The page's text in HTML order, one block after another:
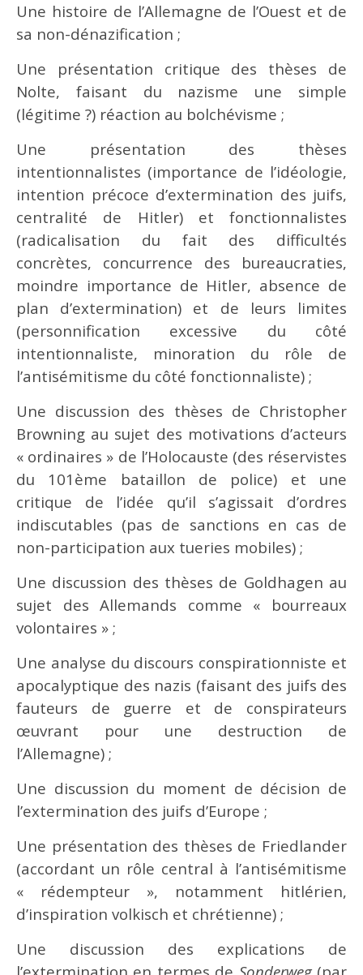
Une histoire de l’Allemagne de l’Ouest et de
sa non-dénazification ;
Une présentation critique des thèses de
Nolte, faisant du nazisme une simple
(légitime ?) réaction au bolchévisme ;
Une présentation des thèses
intentionnalistes (importance de l’idéologie,
intention précoce d’extermination des juifs,
centralité de Hitler) et fonctionnalistes
(radicalisation du fait des difficultés
concrètes, concurrence des bureaucraties,
moindre importance de Hitler, absence de
plan d’extermination) et de leurs limites
(personnification excessive du côté
intentionnaliste, minoration du rôle de
l’antisémitisme du côté fonctionnaliste) ;
Une discussion des thèses de Christopher
Browning au sujet des motivations d’acteurs
« ordinaires » de l’Holocauste (des réservistes
du 101ème bataillon de police) et une
critique de l’idée qu’il s’agissait d’ordres
indiscutables (pas de sanctions en cas de
non-participation aux tueries mobiles) ;
Une discussion des thèses de Goldhagen au
sujet des Allemands comme « bourreaux
volontaires » ;
Une analyse du discours conspirationniste et
apocalyptique des nazis (faisant des juifs des
fauteurs de guerre et de conspirateurs
œuvrant pour une destruction de
l’Allemagne) ;
Une discussion du moment de décision de
l’extermination des juifs d’Europe ;
Une présentation des thèses de Friedlander
(accordant un rôle central à l’antisémitisme
« rédempteur », notamment hitlérien,
d’inspiration volkisch et chrétienne) ;
Une discussion des explications de